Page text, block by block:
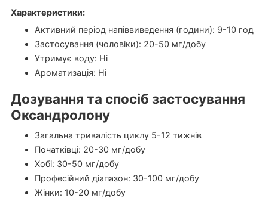
Характеристики:
Активний період напіввиведення (години): 9-10 год
Застосування (чоловіки): 20-50 мг/добу
Утримує воду: Ні
Ароматизація: Ні
Дозування та спосіб застосування
Оксандролону
Загальна тривалість циклу 5-12 тижнів
Початківці: 20-30 мг/добу
Хобі: 30-50 мг/добу
Професійний діапазон: 30-100 мг/добу
Жінки: 10-20 мг/добу